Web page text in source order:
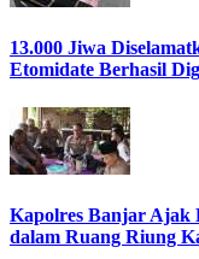
13.000 Jiwa
Etomidate Berhasil
Kapolres Banjar Ajak
dalam Ruang Riung